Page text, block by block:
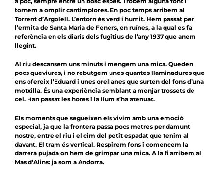
tornem a omplir cantimplores. En poc temps arribem al
Torrent d’Argolell. L’entorn és verd i humit. Hem passat per
l’ermita de Santa Maria de Feners, en ruïnes, a la qual es fa
referència en els diaris dels fugitius de l’any 1937 que anem
llegint.
Al riu descansem uns minuts i mengem una mica. Queden
pocs queviures, i no rebutgem unes quantes llaminadures que
ens ofereix l’Eduard i unes orellanes que surten del fons d’una
motxilla. És una experiència semblant a menjar trossets de
cel. Han passat les hores i la llum s’ha atenuat.
Els moments que segueixen els vivim amb una emoció
especial, ja que la frontera passa pocs metres per damunt
nostre, entre el riu i el cim del petit espadat que tenim al
davant. El tram és vertical. Respirem fons i comencem la
darrera pujada on hem de grimpar una mica. A la fi arribem al
Mas d’Alins: ja som a Andorra.